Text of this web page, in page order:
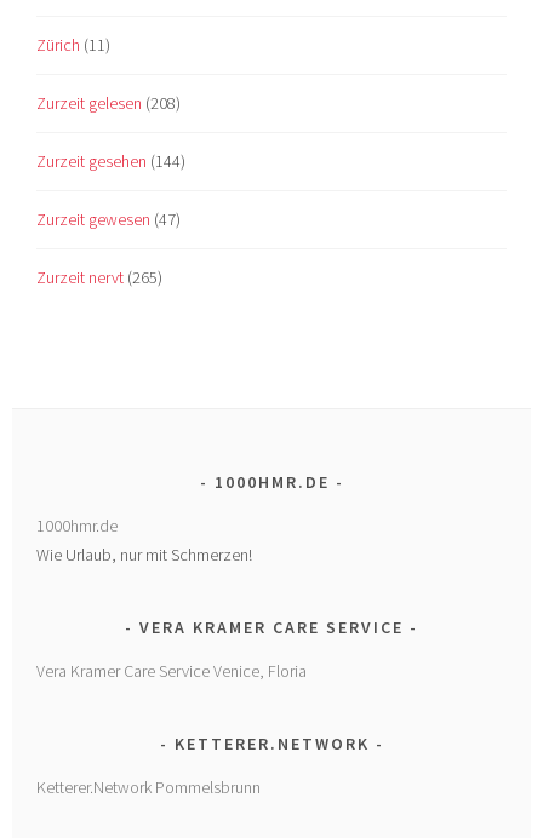
Zürich (11)
Zurzeit gelesen (208)
Zurzeit gesehen (144)
Zurzeit gewesen (47)
Zurzeit nervt (265)
1000HMR.DE
1000hmr.de
Wie Urlaub, nur mit Schmerzen!
VERA KRAMER CARE SERVICE
Vera Kramer Care Service Venice, Floria
KETTERER.NETWORK
Ketterer.Network Pommelsbrunn